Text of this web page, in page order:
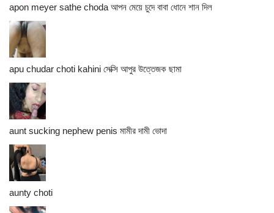
apon meyer sathe choda আপন মেয়ে চুদে বাবা ধোনে শান দিল
apu chudar choti kahini সেক্সি আপুর উত্তেজক ছামা
aunt sucking nephew penis মামীর দামী ভোদা
aunty choti